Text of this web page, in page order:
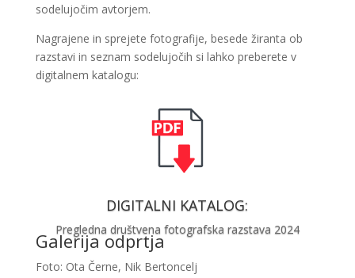
sodelujočim avtorjem.
Nagrajene in sprejete fotografije, besede žiranta ob
razstavi in seznam sodelujočih si lahko preberete v
digitalnem katalogu:
DIGITALNI KATALOG:
Pregledna društvena fotografska razstava 2024
Galerija odprtja
Foto: Ota Černe, Nik Bertoncelj